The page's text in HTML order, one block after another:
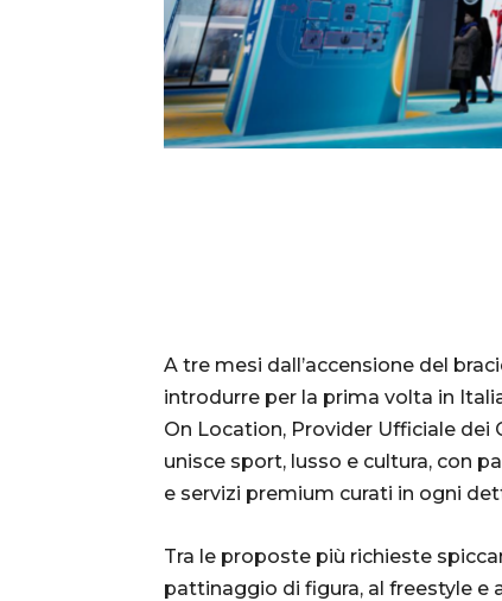
A tre mesi dall’accensione del
introdurre per la prima volta in
On Location, Provider Ufficiale dei
unisce sport, lusso e cultura, con
e servizi premium curati in ogni
Tra le proposte più richieste
pattinaggio di figura, al freestyle e